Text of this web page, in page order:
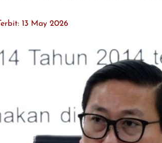
Terbit: 13 May 2026